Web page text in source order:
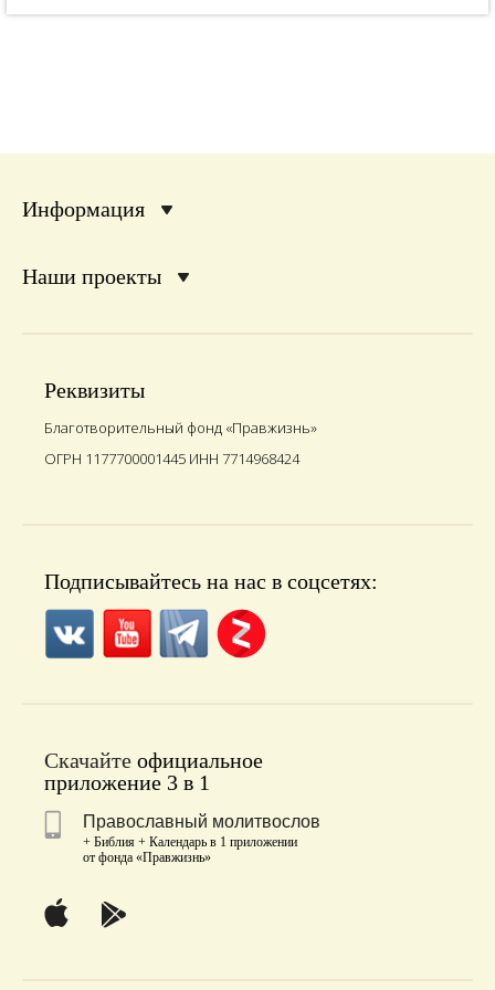
Информация
Наши проекты
Реквизиты
Благотворительный фонд «Правжизнь»
ОГРН 1177700001445 ИНН 7714968424
Подписывайтесь на нас в соцсетях:
Скачайте официальное
приложение 3 в 1
Православный молитвослов
+ Библия + Календарь в 1 приложении
от фонда «Правжизнь»